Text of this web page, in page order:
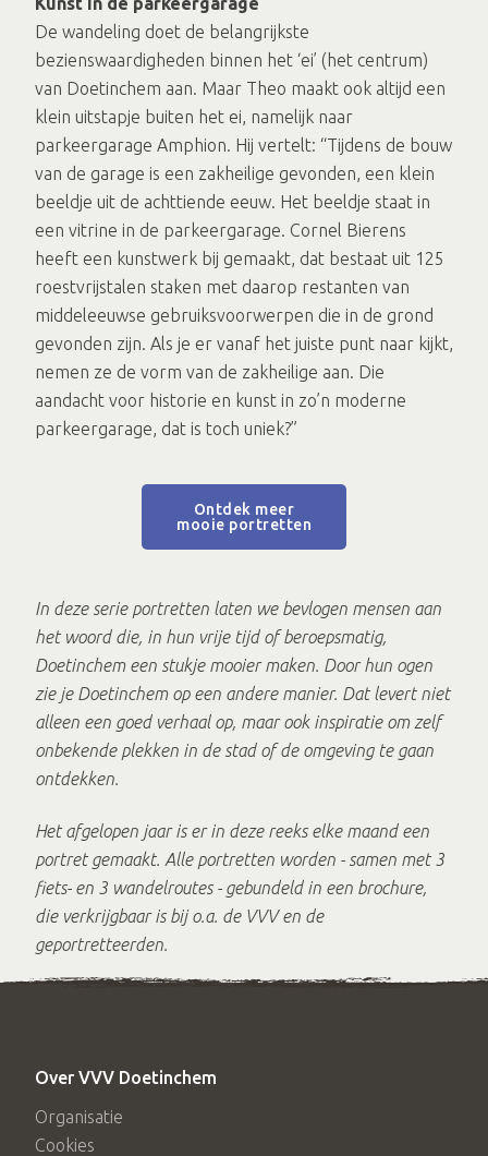
De wandeling doet de belangrijkste
bezienswaardigheden binnen het ‘ei’ (het centrum)
van Doetinchem aan. Maar Theo maakt ook altijd een
klein uitstapje buiten het ei, namelijk naar
parkeergarage Amphion. Hij vertelt: “Tijdens de bouw
van de garage is een zakheilige gevonden, een klein
beeldje uit de achttiende eeuw. Het beeldje staat in
een vitrine in de parkeergarage. Cornel Bierens
heeft een kunstwerk bij gemaakt, dat bestaat uit 125
roestvrijstalen staken met daarop restanten van
middeleeuwse gebruiksvoorwerpen die in de grond
gevonden zijn. Als je er vanaf het juiste punt naar kijkt,
nemen ze de vorm van de zakheilige aan. Die
aandacht voor historie en kunst in zo’n moderne
parkeergarage, dat is toch uniek?”
Ontdek meer
mooie portretten
In deze serie portretten laten we bevlogen mensen aan
het woord die, in hun vrije tijd of beroepsmatig,
Doetinchem een stukje mooier maken. Door hun ogen
zie je Doetinchem op een andere manier. Dat levert niet
alleen een goed verhaal op, maar ook inspiratie om zelf
onbekende plekken in de stad of de omgeving te gaan
ontdekken.
Het afgelopen jaar is er in deze reeks elke maand een
portret gemaakt. Alle portretten worden - samen met 3
fiets- en 3 wandelroutes - gebundeld in een brochure,
die verkrijgbaar is bij o.a. de VVV en de
geportretteerden.
Over VVV Doetinchem
Organisatie
Cookies